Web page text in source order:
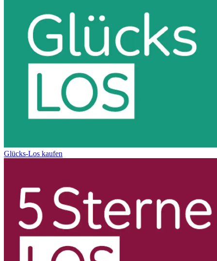
Glücks-Los kaufen